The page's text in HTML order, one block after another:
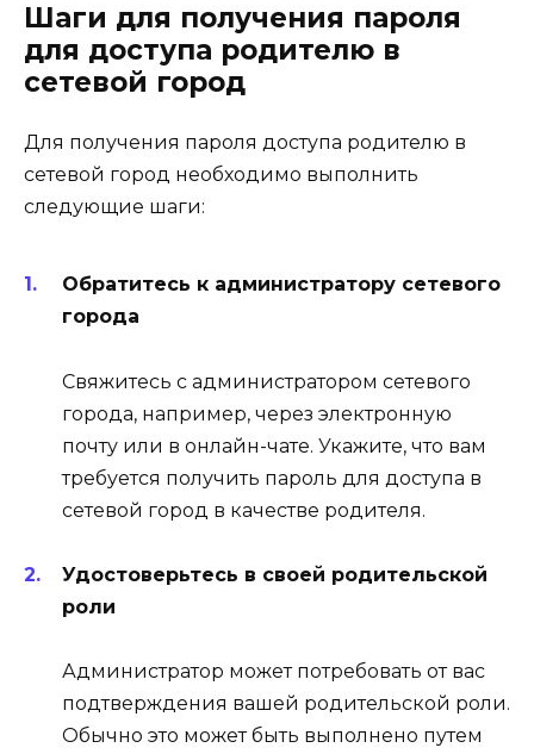
Шаги для получения пароля
для доступа родителю в
сетевой город
Для получения пароля доступа родителю в
сетевой город необходимо выполнить
следующие шаги:
Обратитесь к администратору сетевого
города
Свяжитесь с администратором сетевого
города, например, через электронную
почту или в онлайн-чате. Укажите, что вам
требуется получить пароль для доступа в
сетевой город в качестве родителя.
Удостоверьтесь в своей родительской
роли
Администратор может потребовать от вас
подтверждения вашей родительской роли.
Обычно это может быть выполнено путем